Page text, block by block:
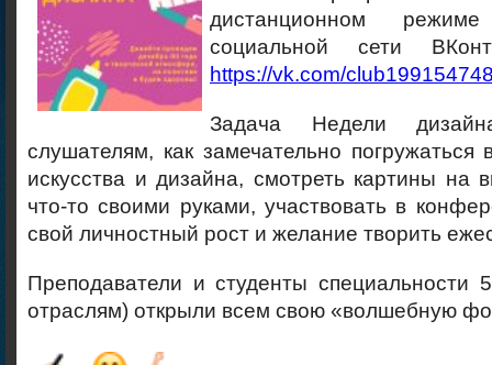
дистанционном
социальной сети
https://vk.com/
Задача Недели
слушателям, как замечательно погружаться
искусства и дизайна, смотреть картины на
что-то своими руками, участвовать в
свой личностный рост и желание творить
Преподаватели и студенты специальности
отраслям) открыли всем свою «волшебную